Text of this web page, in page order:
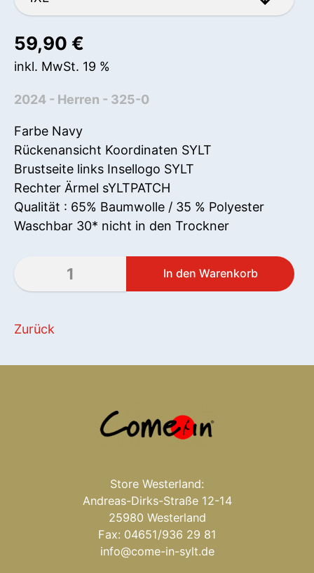
59,90 €
inkl. MwSt. 19 %
2024 - Herren - 325-0
Farbe Navy
Rückenansicht Koordinaten SYLT
Brustseite links Insellogo SYLT
Rechter Ärmel sYLTPATCH
Qualität : 65% Baumwolle / 35 % Polyester
Waschbar 30* nicht in den Trockner
Zurück
Store Westerland:
Andreas-Dirks-Straße 12-14
25980 Westerland
Fax: 04651/936 29 81
info@come-in-sylt.de